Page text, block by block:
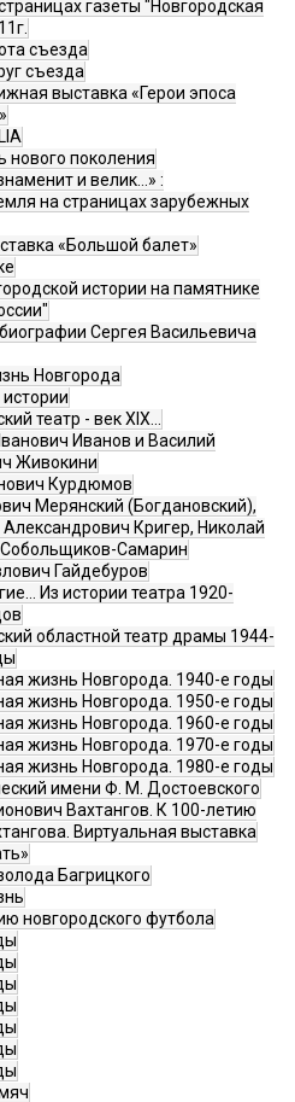
газеты "Новгородская
съезда
съезда
выставка «Герои эпоса
нового поколения
и велик…» :
на страницах зарубежных
«Большой балет»
истории на памятнике
Сергея Васильевича
Новгорода
театр - век XIX…
Иванов и Василий
Живокини
Курдюмов
Мерянский (Богдановский),
Кригер, Николай
Самарин
Гайдебуров
Из истории театра 1920-
областной театр драмы 1944-
жизнь Новгорода. 1940-е годы
жизнь Новгорода. 1950-е годы
жизнь Новгорода. 1960-е годы
жизнь Новгорода. 1970-е годы
жизнь Новгорода. 1980-е годы
имени Ф. М. Достоевского
Вахтангов. К 100-летию
Виртуальная выставка
Багрицкого
новгородского футбола